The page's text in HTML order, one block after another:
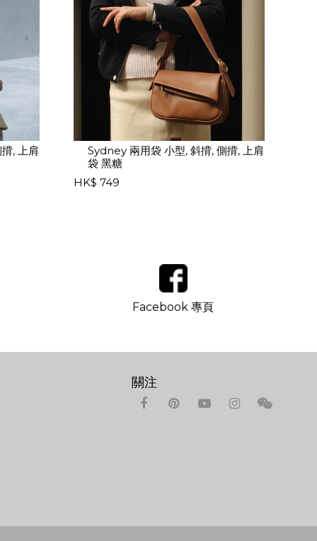
, 上肩
Sydney 兩用袋 小型, 斜揹, 側揹, 上肩
袋 黑糖
HK$ 749
Facebook 專頁
關注